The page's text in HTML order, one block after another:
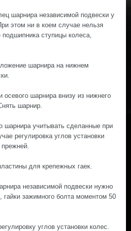
шарнира независимой подвески у
этом ни в коем случае нельзя
ступицы колеса,
шарнира на нижнем
осевого шарнира внизу из нижнего
шарнир.
шарнира учитывать сделанные при
регулировка углов установки
прежней.
для крепежных гаек.
независимой подвески нужно
гайки зажимного болта моментом 50
углов установки колес.